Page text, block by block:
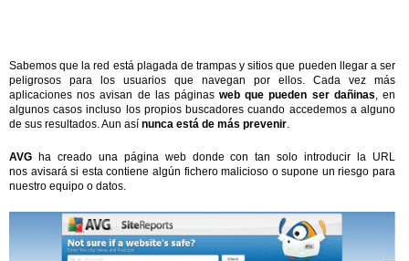
Sabemos que la red está plagada de trampas y sitios que pueden llegar a ser
peligrosos para los usuarios que navegan por ellos. Cada vez más
aplicaciones nos avisan de las páginasweb que pueden ser dañinas, en
algunos casos incluso los propios buscadores cuando accedemos a alguno
de sus resultados. Aun así nunca está de más prevenir.
AVG ha creado una página web donde con tan solo introducir la URL
nos avisará si esta contiene algún fichero malicioso o supone un riesgo para
nuestro equipo o datos.